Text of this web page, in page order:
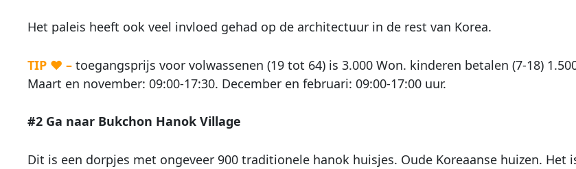
Het paleis heeft ook veel invloed gehad op de architectuur in de rest van Korea.
TIP ♥ –toegangsprijs voor volwassenen (19 tot 64) is 3.000 Won. kinderen betalen (7-18)
Maart en november: 09:00-17:30. December en februari: 09:00-17:00 uur.
#2 Ga naar Bukchon Hanok Village
Dit is een dorpjes met ongeveer 900 traditionele hanok huisjes. Oude Koreaanse huizen.